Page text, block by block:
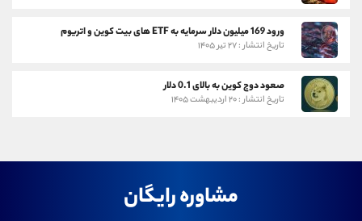
ورود 169 میلیون دلار سرمایه به ETF های بیت کوین و اتریوم
تاریخ انتشار : ۲۷ تیر ۱۴۰۵
صعود دوج کوین به بالای 0.1 دلار
تاریخ انتشار : ۲۰ اردیبهشت ۱۴۰۵
مشاوره رایگان